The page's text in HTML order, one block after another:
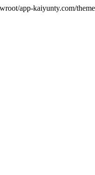
app-kaiyunty.com/